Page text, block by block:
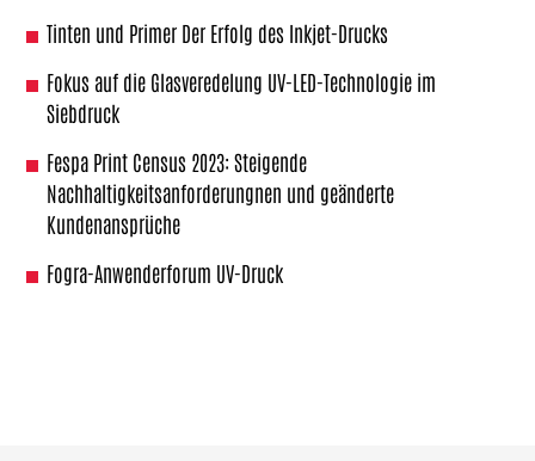
Tinten und Primer Der Erfolg des Inkjet-Drucks
Fokus auf die Glasveredelung UV-LED-Technologie im
Siebdruck
Fespa Print Census 2023: Steigende
Nachhaltigkeitsanforderungnen und geänderte
Kundenansprüche
Fogra-Anwenderforum UV-Druck